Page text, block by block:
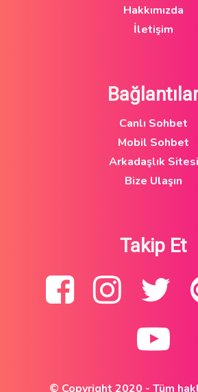
Hakkımızda
İletişim
Canlı Sohbet
Mobil Sohbet
Arkadaşlık Sitesi
Bize Ulaşın
Takip Et
© Copyright 2020 - Tüm